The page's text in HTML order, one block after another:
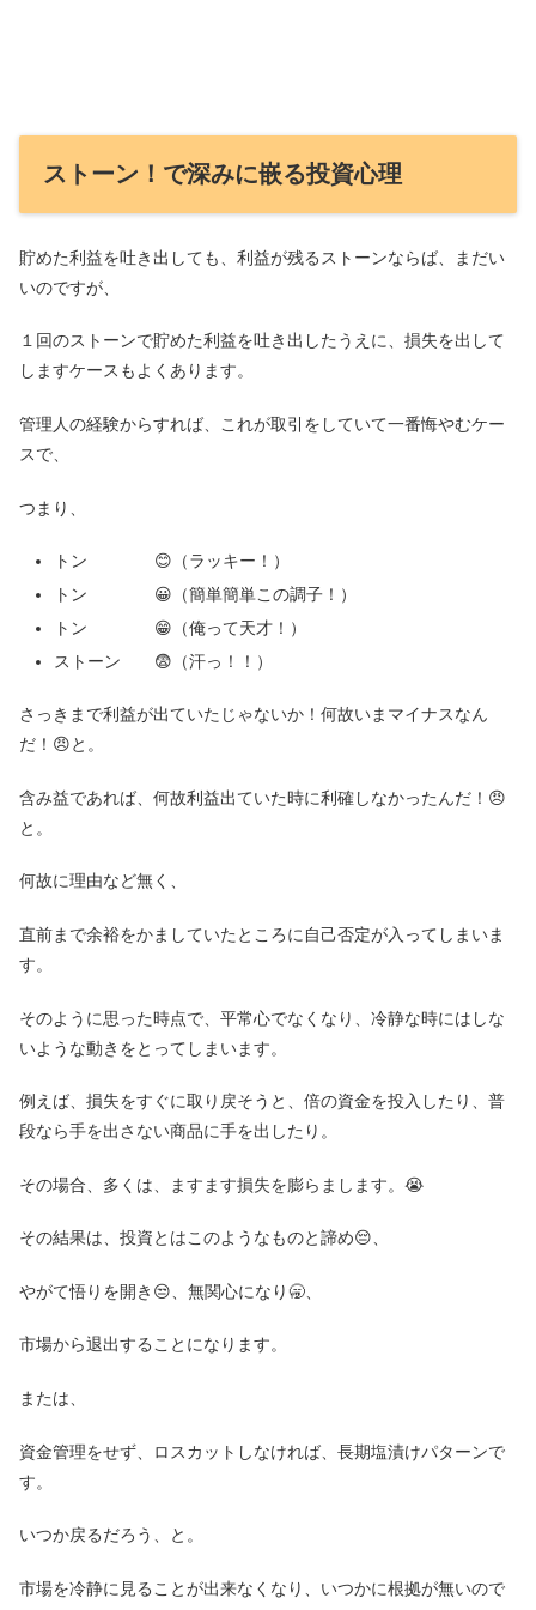
ストーン！で深みに嵌る投資心理
貯めた利益を吐き出しても、利益が残るストーンならば、まだい
いのですが、
１回のストーンで貯めた利益を吐き出したうえに、損失を出して
しますケースもよくあります。
管理人の経験からすれば、これが取引をしていて一番悔やむケー
スで、
つまり、
トン 😊（ラッキー！）
トン 😀（簡単簡単この調子！）
トン 😁（俺って天才！）
ストーン 😨（汗っ！！）
さっきまで利益が出ていたじゃないか！何故いまマイナスなん
だ！😠と。
含み益であれば、何故利益出ていた時に利確しなかったんだ！😠
と。
何故に理由など無く、
直前まで余裕をかましていたところに自己否定が入ってしまいま
す。
そのように思った時点で、平常心でなくなり、冷静な時にはしな
いような動きをとってしまいます。
例えば、損失をすぐに取り戻そうと、倍の資金を投入したり、普
段なら手を出さない商品に手を出したり。
その場合、多くは、ますます損失を膨らまします。😭
その結果は、投資とはこのようなものと諦め😔、
やがて悟りを開き😒、無関心になり🥱、
市場から退出することになります。
または、
資金管理をせず、ロスカットしなければ、長期塩漬けパターンで
す。
いつか戻るだろう、と。
市場を冷静に見ることが出来なくなり、いつかに根拠が無いので